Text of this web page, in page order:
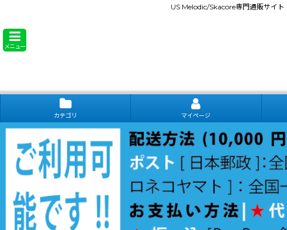
US Melodic/Skacore専門通販サイ
メニュー
カテゴリ マイページ